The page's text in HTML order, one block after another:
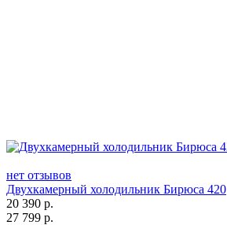
нет отзывов
Двухкамерный холодильник Бирюса 420
20 390 р.
27 799 р.